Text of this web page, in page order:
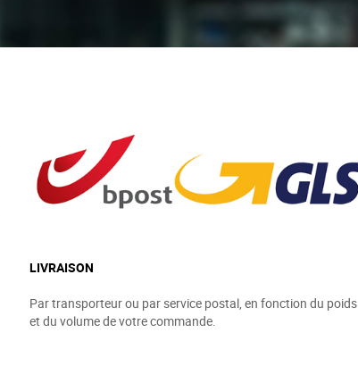
LIVRAISON
Par transporteur ou par service postal, en fonction du poids
et du volume de votre commande.